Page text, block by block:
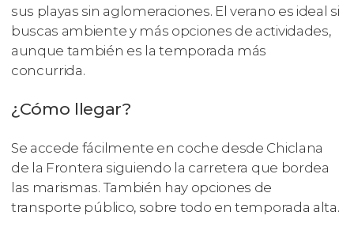
sus playas sin aglomeraciones. El verano es ideal si
buscas ambiente y más opciones de actividades,
aunque también es la temporada más
concurrida.
¿Cómo llegar?
Se accede fácilmente en coche desde Chiclana
de la Frontera siguiendo la carretera que bordea
las marismas. También hay opciones de
transporte público, sobre todo en temporada alta.